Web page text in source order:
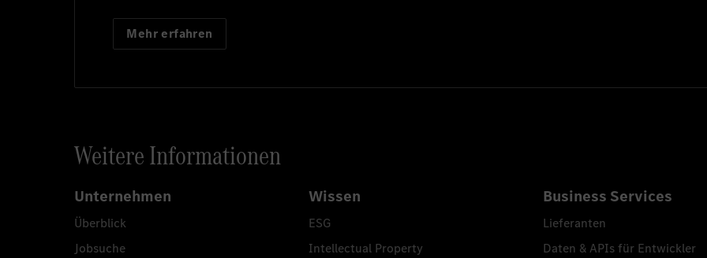
Mehr erfahren
Weitere Informationen
Unternehmen
Überblick
Jobsuche
Wissen
ESG
Intellectual Property
Business Services
Lieferanten
Daten & APIs für Entwickler